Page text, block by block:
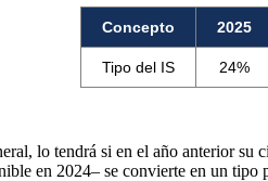
Concepto 2025
Tipo del IS 24%
lo tendrá si en el año anterior su
en 2024– se convierte en un tipo